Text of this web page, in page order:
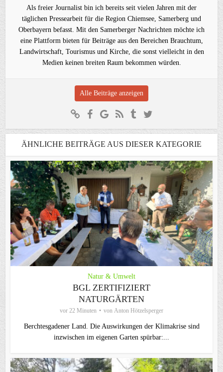
Als freier Journalist bin ich bereits seit vielen Jahren mit der
täglichen Pressearbeit für die Region Chiemsee, Samerberg und
Oberbayern befasst. Mit den Samerberger Nachrichten möchte ich
eine Plattform bieten für Beiträge aus den Bereichen Brauchtum,
Landwirtschaft, Tourismus und Kirche, die sonst vielleicht in den
Medien keinen breiten Raum bekommen würden.
Alle Beiträge anzeigen
ÄHNLICHE BEITRÄGE AUS DIESER KATEGORIE
Natur & Umwelt
BGL ZERTIFIZIERT
NATURGÄRTEN
vor 22 Minuten von Anton Hötzelsperger
Berchtesgadener Land. Die Auswirkungen der Klimakrise sind
inzwischen im eigenen Garten spürbar:...